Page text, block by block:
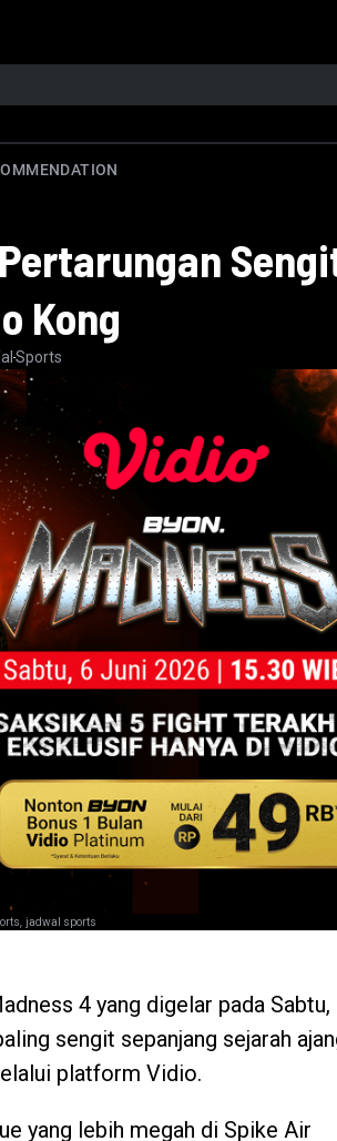
Kong
Sports
, jadwal sports
4 yang digelar pada Sabtu,
sengit sepanjang sejarah
platform Vidio.
yang lebih megah di Spike Air